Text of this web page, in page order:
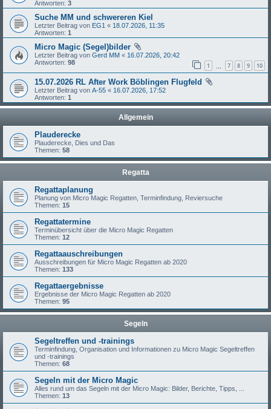
Antworten: 3
Suche MM und schwereren Kiel
Letzter Beitrag von EG1 « 18.07.2026, 11:35
Antworten: 1
Micro Magic (Segel)bilder
Letzter Beitrag von Gerd MM « 16.07.2026, 20:42
Antworten: 98 1 7 8 9 10
15.07.2026 RL After Work Böblingen Flugfeld
Letzter Beitrag von A-55 « 16.07.2026, 17:52
Antworten: 1
Allgemein
Plauderecke
Plauderecke, Dies und Das
Themen: 58
Regatta
Regattaplanung
Planung von Micro Magic Regatten, Terminfindung, Reviersuche
Themen: 15
Regattatermine
Terminübersicht über die Micro Magic Regatten
Themen: 12
Regattaauschreibungen
Ausschreibungen für Micro Magic Regatten ab 2020
Themen: 133
Regattaergebnisse
Ergebnisse der Micro Magic Regatten ab 2020
Themen: 95
Segeln
Segeltreffen und -trainings
Terminfindung, Organisation und Informationen zu Micro Magic Segeltreffen
und -trainings
Themen: 68
Segeln mit der Micro Magic
Alles rund um das Segeln mit der Micro Magic: Bilder, Berichte, Tipps, ...
Themen: 13